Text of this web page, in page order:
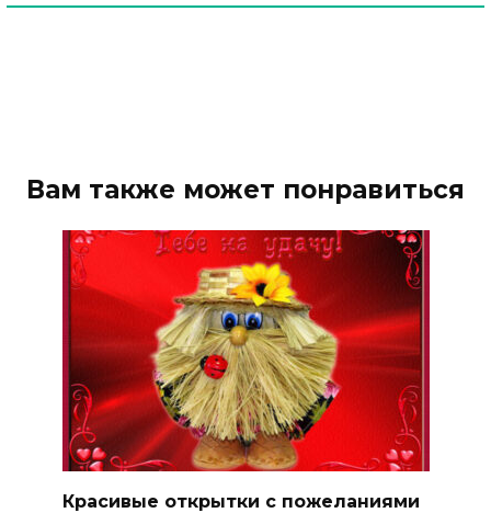
Вам также может понравиться
Красивые открытки с пожеланиями